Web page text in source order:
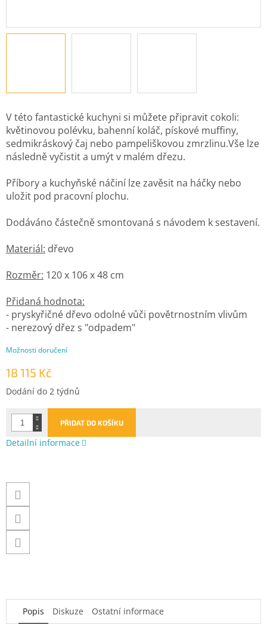
18 115 Kč
Měrná
Dodání do 2 týdnů
Možnosti doručení
PŘIDAT DO KOŠÍKU
V této fantastické kuchyni si můžete připravit cokoli:
květinovou polévku, bahenní koláč, pískové muffiny,
sedmikráskový čaj nebo pampeliškovou zmrzlinu.Vše lze
následně vyčistit a umýt v malém dřezu.
Příbory a kuchyňské náčiní lze zavěsit na háčky nebo
uložit pod pracovní plochu.
Dodáváno částečně smontovaná s návodem k sestavení.
Materiál: dřevo
Rozměr: 120 x 106 x 48 cm
Přidaná hodnota:
- pryskyřičné dřevo odolné vůči povětrnostním vlivům
- nerezový dřez s "odpadem"
Detailní informace
Popis Diskuze Ostatní informace